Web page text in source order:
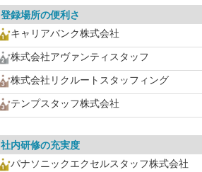
登録場所の便利さ
キャリアバンク株式会社
株式会社アヴァンティスタッフ
株式会社リクルートスタッフィング
テンプスタッフ株式会社
社内研修の充実度
パナソニックエクセルスタッフ株式会社